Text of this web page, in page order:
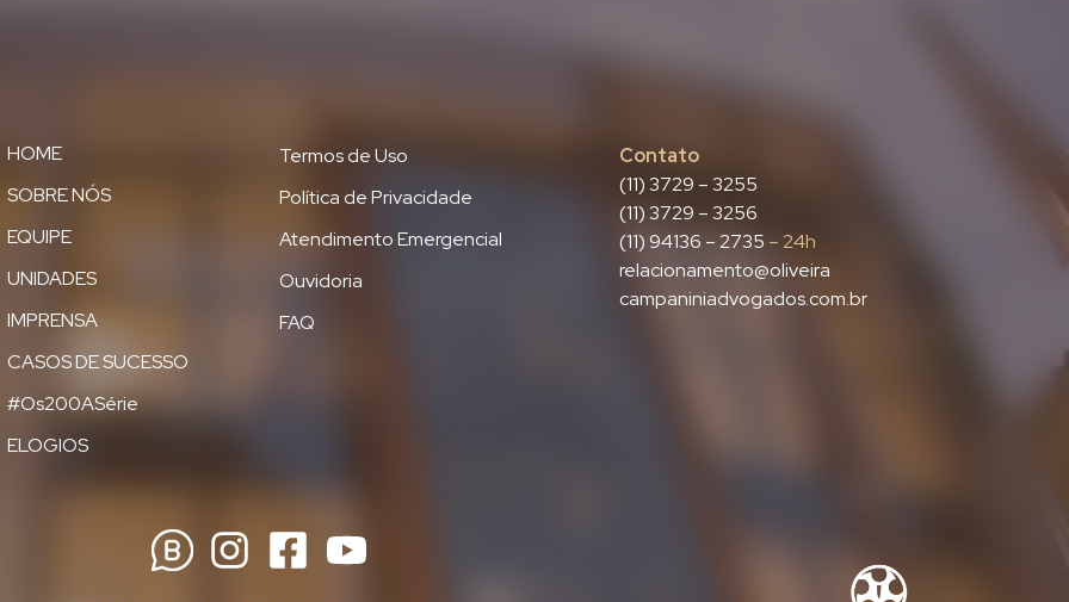
HOME
SOBRE NÓS
EQUIPE
UNIDADES
IMPRENSA
CASOS DE SUCESSO
#Os200ASérie
ELOGIOS
Termos de Uso
Política de Privacidade
Atendimento Emergencial
Ouvidoria
FAQ
Contato
(11) 3729 – 3255
(11) 3729 – 3256
(11) 94136 – 2735 – 24h
relacionamento@oliveira
campaniniadvogados.com.br